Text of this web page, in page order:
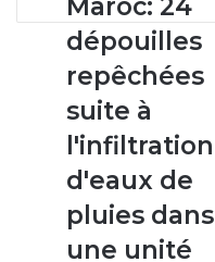
24
dépouilles
repêchées
suite
à
l'infiltration
d'eaux
de
pluies
dans
une
Maroc: 24
dépouilles
repêchées
suite à
l'infiltration
d'eaux de
pluies dans
une unité